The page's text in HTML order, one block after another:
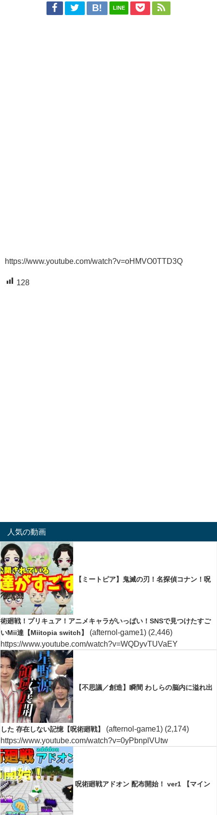
LINE
https://www.youtube.com/watch?v=oHMVO0TTD3Q
128
人気の動画
【ミートピア】鬼滅の刃！名探偵コナン！呪
術廻戦！プリキュア！アニメキャラがいっぱい！SNSで見つけたすご
いMii達【Miitopia switch】
(afternol-game1) (2,446)
https://www.youtube.com/watch?v=WQDyvTUVaEY
【不思議／創造】瞬間 わしらの脳内に溢れ出
した 存在しない記憶【呪術廻戦】 (afternol-game1) (2,174)
https://www.youtube.com/watch?v=0yPbnplVUtw
呪術廻戦アドオン 配布開始！ ver1 【マイン